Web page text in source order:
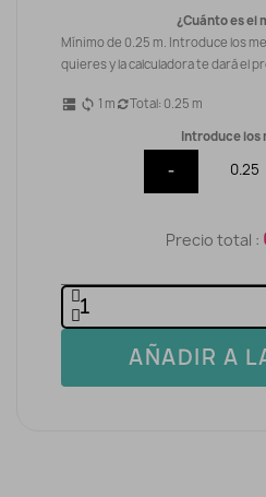
¿Cuánto es el
Mínimo de 0.25 m. Introduce los
quieres y la calculadora te dará el
dns sync 1 m Total: 0.25 m
Introduce los
-
Precio total :
AÑADIR A